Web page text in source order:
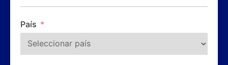
País